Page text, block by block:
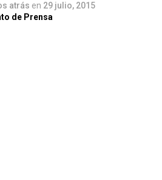
atrás en 29 julio, 2015
de Prensa